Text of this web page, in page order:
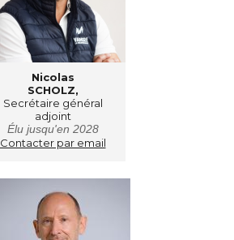
Nicolas
SCHOLZ,
Secrétaire général
adjoint
Élu jusqu'en 2028
Contacter par email